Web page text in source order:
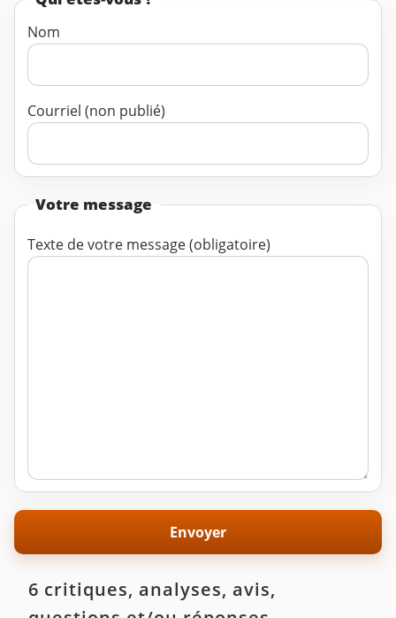
Nom
Courriel (non publié)
Votre message
Texte de votre message (obligatoire)
6 critiques, analyses, avis,